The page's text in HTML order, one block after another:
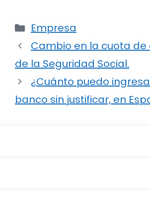
Categorías
Empresa
Navegación
de
entradas
Cambio en la cuota
de la Seguridad Social.
¿Cuánto puedo
banco sin justificar, en